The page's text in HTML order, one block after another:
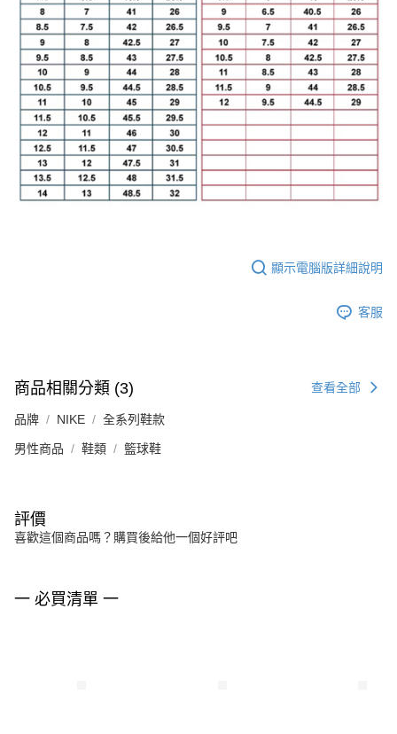
顯示電腦版詳細說明
客服
商品相關分類 (3) 查看全部
品牌 NIKE 全系列鞋款
男性商品 鞋類 籃球鞋
評價
喜歡這個商品嗎？購買後給他一個好評吧
一 必買清單 一